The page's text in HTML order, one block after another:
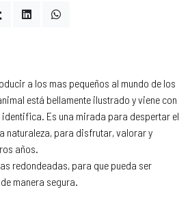
a los mas pequeños al mundo de los
está bellamente ilustrado y viene con
Es una mirada para despertar el
naturaleza, para disfrutar, valorar y
años.
redondeadas, para que pueda ser
manera segura.